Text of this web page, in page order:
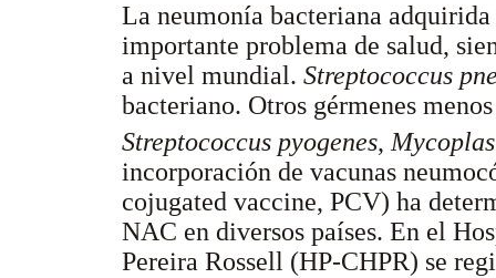
La neumonía bacteriana
importante problema de salud,
a nivel mundial. Streptococcus
bacteriano. Otros gérmenes
Streptococcus pyogenes,
incorporación de vacunas
cojugated vaccine, PCV) ha
NAC en diversos países. En el
Pereira Rossell (HP-CHPR) se